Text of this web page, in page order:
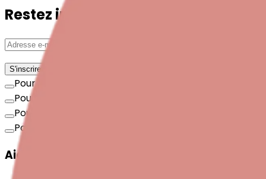
Restez informé·e avec la
S'inscrire
Pour les personnes concernées
Pour les professionnel·le·s
Pour les employeurs
Pour les personnes intéressées
Aidez-nous à aider!